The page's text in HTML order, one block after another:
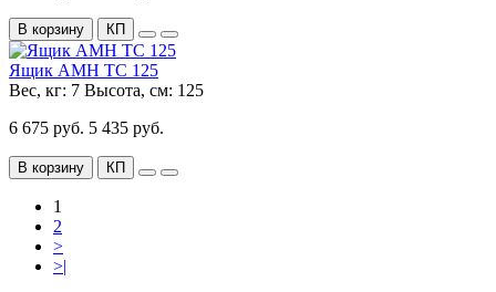
В корзину КП
Ящик AMH TC 125
Вес, кг: 7 Высота, см: 125
6 675 руб. 5 435 руб.
В корзину КП
1
2
>
>|